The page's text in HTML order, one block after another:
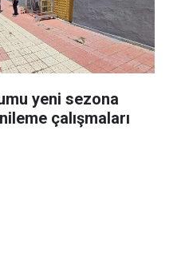
yeni sezona
çalışmaları